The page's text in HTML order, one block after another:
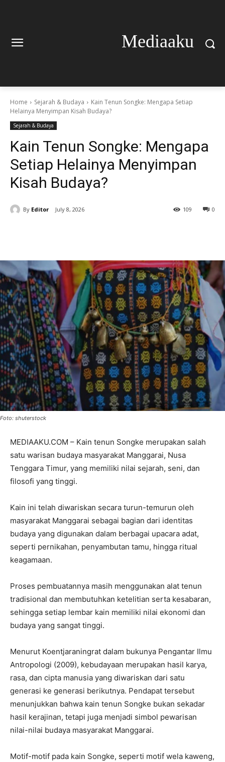
Mediaaku
Home Sejarah & Budaya
Kain Tenun Songke: Mengapa Setiap
Helainya Menyimpan Kisah Budaya?
Sejarah & Budaya
Kain Tenun Songke: Mengapa
Setiap Helainya Menyimpan
Kisah Budaya?
By Editor July 8, 2026 0
109
Foto: shuterstock
MEDIAAKU.COM – Kain tenun Songke merupakan salah
satu warisan budaya masyarakat Manggarai, Nusa
Tenggara Timur, yang memiliki nilai sejarah, seni, dan
filosofi yang tinggi.
Kain ini telah diwariskan secara turun-temurun oleh
masyarakat Manggarai sebagai bagian dari identitas
budaya yang digunakan dalam berbagai upacara adat,
seperti pernikahan, penyambutan tamu, hingga ritual
keagamaan.
Proses pembuatannya masih menggunakan alat tenun
tradisional dan membutuhkan ketelitian serta kesabaran,
sehingga setiap lembar kain memiliki nilai ekonomi dan
budaya yang sangat tinggi.
Menurut Koentjaraningrat dalam bukunya Pengantar Ilmu
Antropologi (2009), kebudayaan merupakan hasil karya,
rasa, dan cipta manusia yang diwariskan dari satu
generasi ke generasi berikutnya. Pendapat tersebut
menunjukkan bahwa kain tenun Songke bukan sekadar
hasil kerajinan, tetapi juga menjadi simbol pewarisan
nilai-nilai budaya masyarakat Manggarai.
Motif-motif pada kain Songke, seperti motif wela kaweng,